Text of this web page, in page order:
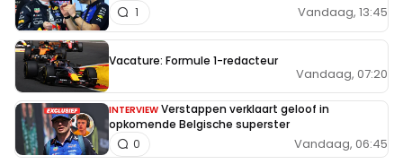
Vandaag, 13:45
1
Vacature: Formule 1-redacteur
Vandaag, 07:20
INTERVIEW Verstappen verklaart geloof in
opkomende Belgische superster
Vandaag, 06:45
0